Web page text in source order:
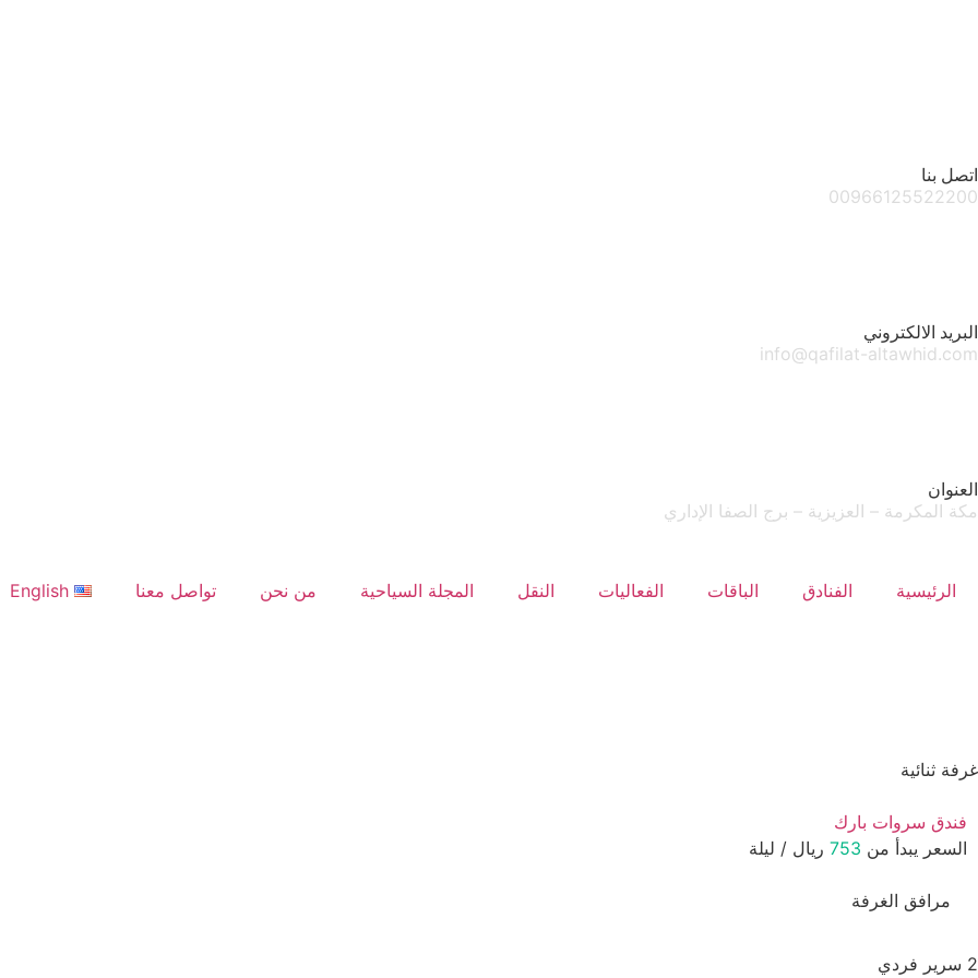
اتصل بنا
00966125522200
البريد الالكتروني
info@qafilat-altawhid.com
العنوان
مكة المكرمة – العزيزية – برج الصفا الإداري
الرئيسية الفنادق الباقات الفعاليات النقل المجلة السياحية من نحن تواصل معنا English
غرفة ثنائية
فندق سروات بارك
السعر يبدأ من 753 ريال / ليلة
مرافق الغرفة
2 سرير فردي